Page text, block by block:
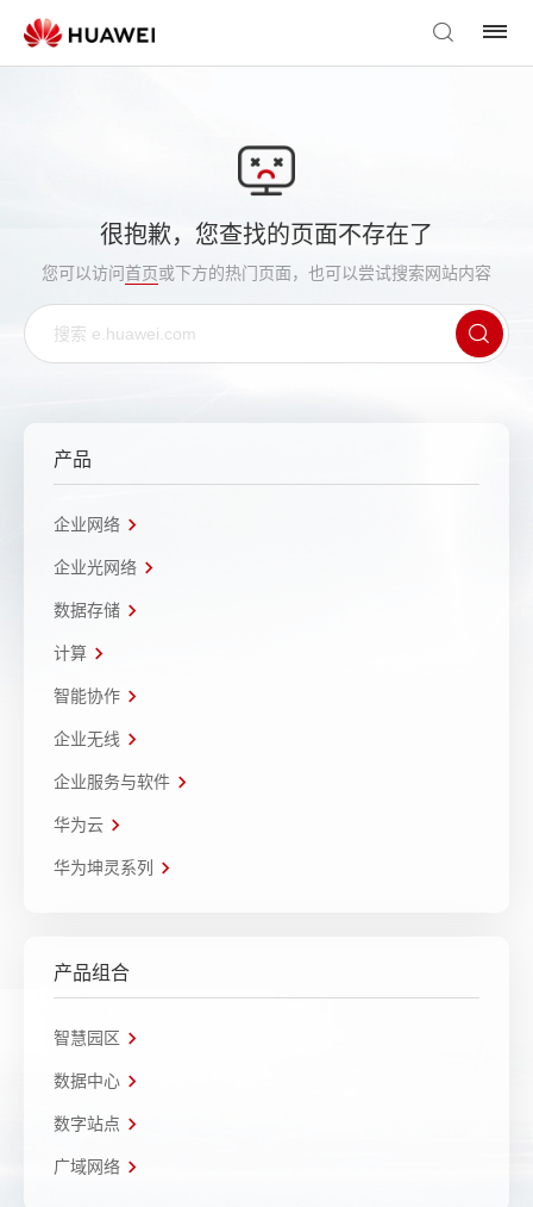
很抱歉，您查找的页面不存在了
您可以访问首页或下方的热门页面，也可以尝试搜索网站内容
产品
企业网络
企业光网络
数据存储
计算
智能协作
企业无线
企业服务与软件
华为云
华为坤灵系列
产品组合
智慧园区
数据中心
数字站点
广域网络